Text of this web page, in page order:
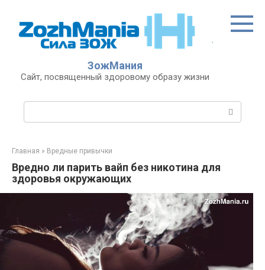
контенту
ЗожМания
Сайт, посвященный здоровому образу жизни
Главная » Вредные привычки
Вредно ли парить вайп без никотина для
здоровья окружающих